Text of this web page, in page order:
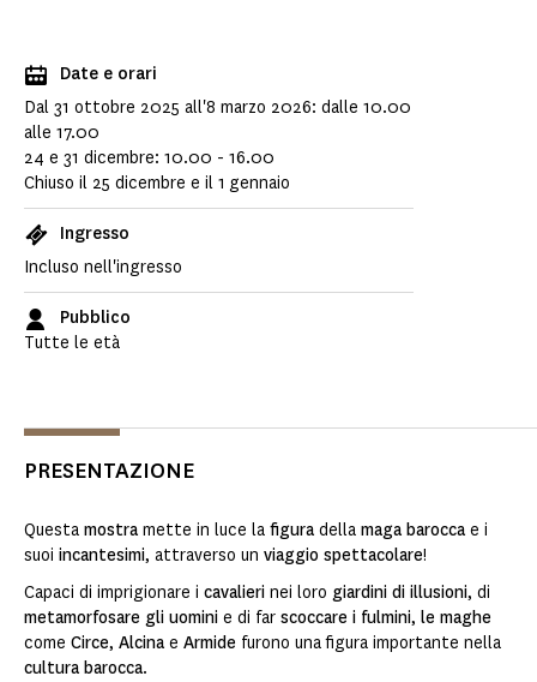
Date e orari
Dal 31 ottobre 2025 all'8 marzo 2026: dalle 10.00
alle 17.00
24 e 31 dicembre: 10.00 - 16.00
Chiuso il 25 dicembre e il 1 gennaio
Ingresso
Incluso nell'ingresso
Pubblico
Tutte le età
PRESENTAZIONE
Questa mostra mette in luce la figura della maga barocca e i
suoi incantesimi, attraverso un viaggio spettacolare!
Capaci di imprigionare i cavalieri nei loro giardini di illusioni, di
metamorfosare gli uomini e di far scoccare i fulmini, le maghe
come Circe, Alcina e Armide furono una figura importante nella
cultura barocca.